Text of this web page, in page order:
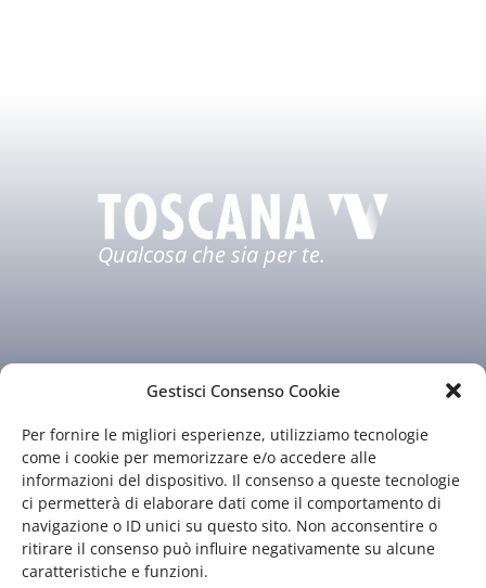
Gestisci Consenso Cookie
Per fornire le migliori esperienze, utilizziamo tecnologie
come i cookie per memorizzare e/o accedere alle
informazioni del dispositivo. Il consenso a queste tecnologie
ci permetterà di elaborare dati come il comportamento di
navigazione o ID unici su questo sito. Non acconsentire o
ritirare il consenso può influire negativamente su alcune
caratteristiche e funzioni.
Qualcosa che sia per te.
Chi siamo
Il nostro staff
Guida TV
Contatti